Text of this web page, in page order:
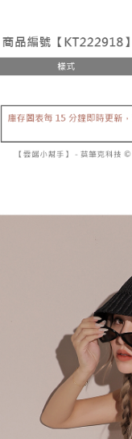
disahkan.
Had kredit yang
pada halaman
Jika transaksi tidak
dibuat, atau jika
akan dibatalkan secara
[Arahan Pembayaran]
pembayaran akan
Selepas mengakses bil
menyelesaikan
bar kedai serbaneka,
JKOPay, atau iPASS
[Nota Penting]
Perkhidmatan ini
yang membolehkan
melalui perkhidmatan
manakala ahli aplikasi
AFTEE.
5. Tiada bayaran
pembayaran di empat
dalam talian dengan
AFTEE.
Sila ambil perhatian
bagaimanapun, bagi
Tempoh pembayaran
menerima pesanan
prapesanan atau
lama untuk dihantar).
kepada AFTEE dalam
Kedua, Sekatan
1. Jumlah yang
NT$10,000. Amaun
keputusan pensijilan dan
2. Amaun perbelanjaan
3. Pada masa ini hanya
NT$60/pesanan |
NT$1,800 atau lebih
NT$60/pesanan |
已關閉，請勿下單
已關閉，請勿下單(付取
NT$60/pesanan |
NT$1,800 atau lebih
付款後7-11取貨
NT$60/pesanan |
NT$1,600 atau lebih
NT$100/pesanan |